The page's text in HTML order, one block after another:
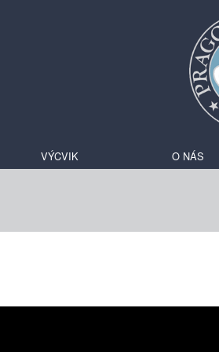
VÝCVIK O NÁS